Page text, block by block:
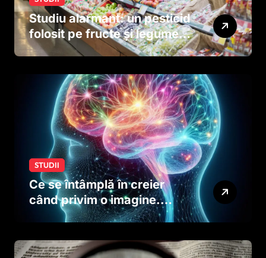
Studiu alarmant: un pesticid
folosit pe fructe și legume
ar putea afecta dezvoltarea
dinainte de naștere
STUDII
Ce se întâmplă în creier
când privim o imagine.
Studiul care explică rolul